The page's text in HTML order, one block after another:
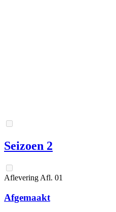
Seizoen 2
Aflevering Afl. 01
Afgemaakt